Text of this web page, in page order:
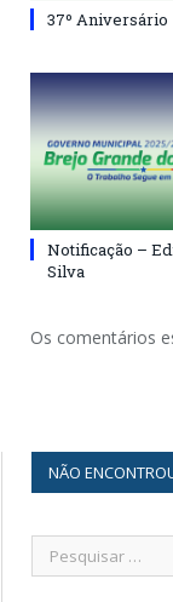
37º Aniversário
Notificação –
Silva
Os comentários
NÃO